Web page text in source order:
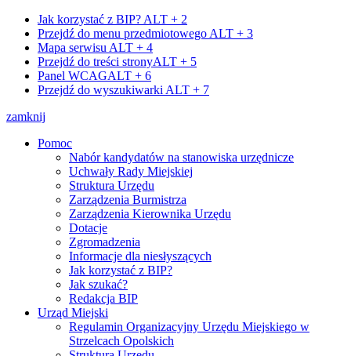
Jak korzystać z BIP? ALT + 2
Przejdź do menu przedmiotowego ALT + 3
Mapa serwisu ALT + 4
Przejdź do treści stronyALT + 5
Panel WCAGALT + 6
Przejdź do wyszukiwarki ALT + 7
zamknij
Pomoc
Nabór kandydatów na stanowiska urzędnicze
Uchwały Rady Miejskiej
Struktura Urzędu
Zarządzenia Burmistrza
Zarządzenia Kierownika Urzędu
Dotacje
Zgromadzenia
Informacje dla niesłyszących
Jak korzystać z BIP?
Jak szukać?
Redakcja BIP
Urząd Miejski
Regulamin Organizacyjny Urzędu Miejskiego w
Strzelcach Opolskich